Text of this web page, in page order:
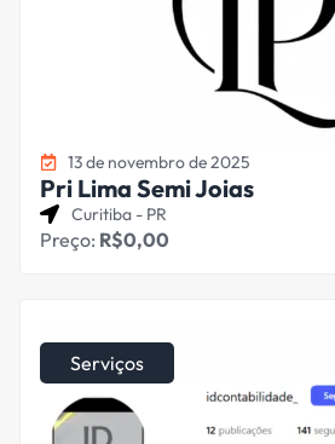
13 de novembro de 2025
Pri Lima Semi Joias
Curitiba - PR
Preço: R$0,00
Serviços